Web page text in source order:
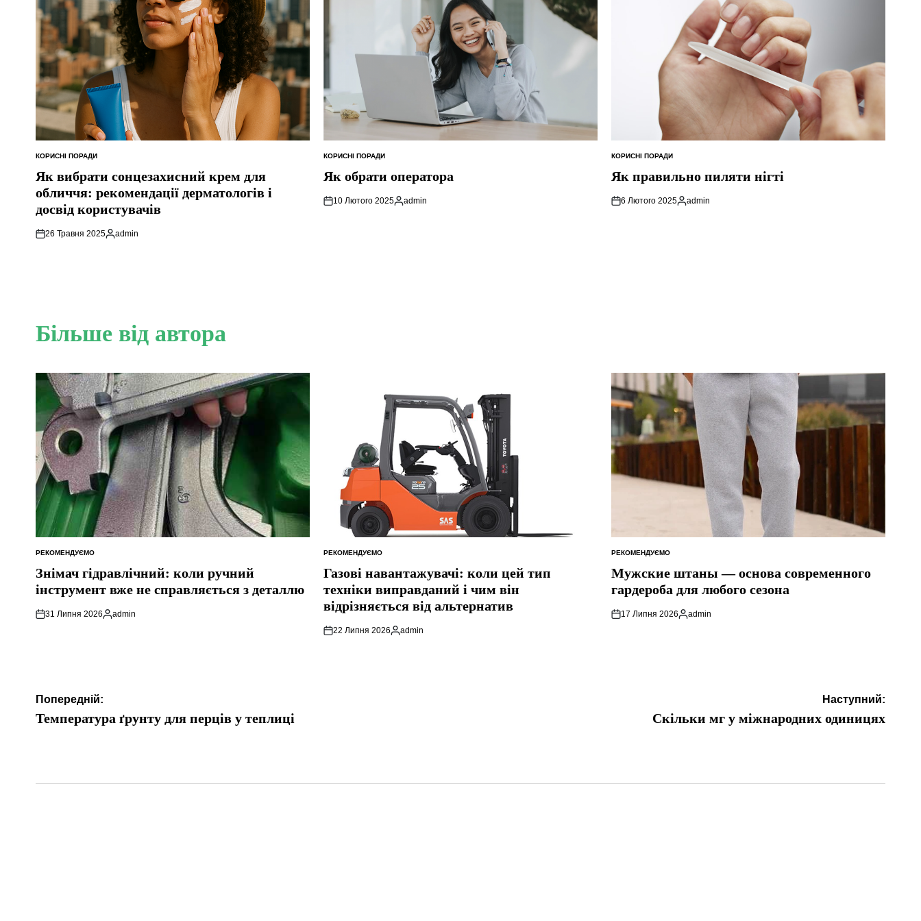
ОПУБЛІКУВАТИ
КОРИСНІ ПОРАДИ
Як вибрати сонцезахисний крем для
обличчя: рекомендації дерматологів і
досвід користувачів
26 Травня 2025
Опубліковано
admin
ОПУБЛІКУВАТИ
КОРИСНІ ПОРАДИ
Як обрати оператора
10 Лютого 2025
Опубліковано
admin
ОПУБЛІКУВАТИ
КОРИСНІ ПОРАДИ
Як правильно пиляти нігті
6 Лютого 2025
Опубліковано
admin
Більше від автора
ОПУБЛІКУВАТИ
РЕКОМЕНДУЄМО
Знімач гідравлічний: коли ручний
інструмент вже не справляється з деталлю
31 Липня 2026
Опубліковано
admin
ОПУБЛІКУВАТИ
РЕКОМЕНДУЄМО
Газові навантажувачі: коли цей тип
техніки виправданий і чим він
відрізняється від альтернатив
22 Липня 2026
Опубліковано
admin
ОПУБЛІКУВАТИ
РЕКОМЕНДУЄМО
Мужские штаны — основа современного
гардероба для любого сезона
17 Липня 2026
Опубліковано
admin
Навігація
записів
Попередній:
Температура ґрунту для перців у теплиці
Наступний:
Скільки мг у міжнародних одиницях